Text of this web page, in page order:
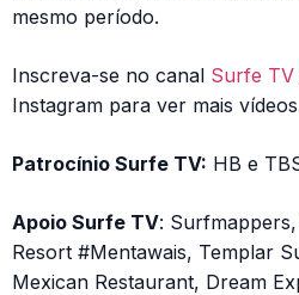
mesmo período.
Inscreva-se no canal Surfe TV
Instagram para ver mais
Patrocínio Surfe TV: HB e
Apoio Surfe TV: Surfmappers,
Resort #Mentawais, Templar
Mexican Restaurant, Dream